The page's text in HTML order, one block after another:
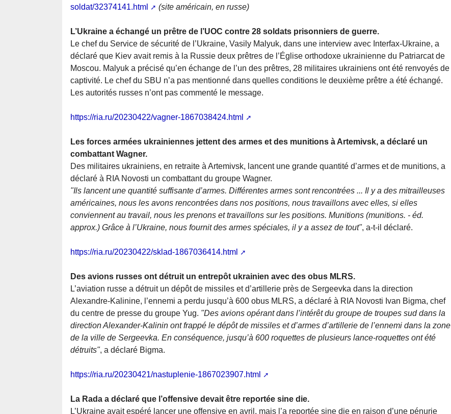
soldat/32374141.html
(site américain, en russe)
L’Ukraine a échangé un prêtre de l’UOC contre 28 soldats prisonniers de guerre.
Le chef du Service de sécurité de l’Ukraine, Vasily Malyuk, dans une interview avec Interfax-Ukraine, a
déclaré que Kiev avait remis à la Russie deux prêtres de l’Église orthodoxe ukrainienne du Patriarcat de
Moscou. Malyuk a précisé qu’en échange de l’un des prêtres, 28 militaires ukrainiens ont été renvoyés de
captivité. Le chef du SBU n’a pas mentionné dans quelles conditions le deuxième prêtre a été échangé.
Les autorités russes n’ont pas commenté le message.
https://ria.ru/20230422/vagner-1867038424.html
Les forces armées ukrainiennes jettent des armes et des munitions à Artemivsk, a déclaré un
combattant Wagner.
Des militaires ukrainiens, en retraite à Artemivsk, lancent une grande quantité d’armes et de munitions, a
déclaré à RIA Novosti un combattant du groupe Wagner.
"Ils lancent une quantité suffisante d’armes. Différentes armes sont rencontrées ... Il y a des mitrailleuses
américaines, nous les avons rencontrées dans nos positions, nous travaillons avec elles, si elles
conviennent au travail, nous les prenons et travaillons sur les positions. Munitions (munitions. - éd.
approx.) Grâce à l’Ukraine, nous fournit des armes spéciales, il y a assez de tout", a-t-il déclaré.
https://ria.ru/20230422/sklad-1867036414.html
Des avions russes ont détruit un entrepôt ukrainien avec des obus MLRS.
L’aviation russe a détruit un dépôt de missiles et d’artillerie près de Sergeevka dans la direction
Alexandre-Kalinine, l’ennemi a perdu jusqu’à 600 obus MLRS, a déclaré à RIA Novosti Ivan Bigma, chef
du centre de presse du groupe Yug. "Des avions opérant dans l’intérêt du groupe de troupes sud dans la
direction Alexander-Kalinin ont frappé le dépôt de missiles et d’armes d’artillerie de l’ennemi dans la zone
de la ville de Sergeevka. En conséquence, jusqu’à 600 roquettes de plusieurs lance-roquettes ont été
détruits", a déclaré Bigma.
https://ria.ru/20230421/nastuplenie-1867023907.html
La Rada a déclaré que l’offensive devait être reportée sine die.
L’Ukraine avait espéré lancer une offensive en avril, mais l’a reportée sine die en raison d’une pénurie